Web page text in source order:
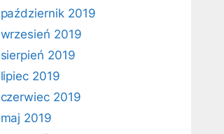
październik 2019
wrzesień 2019
sierpień 2019
lipiec 2019
czerwiec 2019
maj 2019